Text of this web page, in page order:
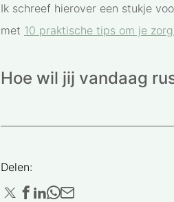
Ik schreef hierover een stukje
met 10 praktische tips om je
Hoe wil jij vandaag
Delen: